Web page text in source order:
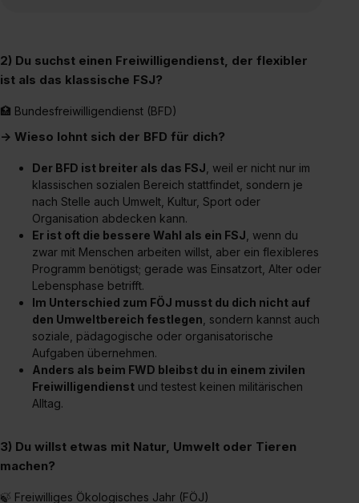
2) Du suchst einen Freiwilligendienst, der flexibler
ist als das klassische FSJ?
🏥 Bundesfreiwilligendienst (BFD)
→ Wieso lohnt sich der BFD für dich?
Der BFD ist breiter als das FSJ , weil er nicht nur im
klassischen sozialen Bereich stattfindet, sondern je
nach Stelle auch Umwelt, Kultur, Sport oder
Organisation abdecken kann.
Er ist oft die bessere Wahl als ein FSJ , wenn du
zwar mit Menschen arbeiten willst, aber ein flexibleres
Programm benötigst; gerade was Einsatzort, Alter oder
Lebensphase betrifft.
Im Unterschied zum FÖJ musst du dich nicht auf
den Umweltbereich festlegen , sondern kannst auch
soziale, pädagogische oder organisatorische
Aufgaben übernehmen.
Anders als beim FWD bleibst du in einem zivilen
Freiwilligendienst und testest keinen militärischen
Alltag.
3) Du willst etwas mit Natur, Umwelt oder Tieren
machen?
🍃 Freiwilliges Ökologisches Jahr (FÖJ)